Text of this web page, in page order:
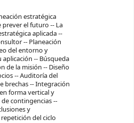
estratégica
prever el futuro -- La
aplicada --
-- Planeación
del entorno y
-- Búsqueda
de la misión -- Diseño
-- Auditoría del
brechas -- Integración
forma vertical y
contingencias --
y
del ciclo